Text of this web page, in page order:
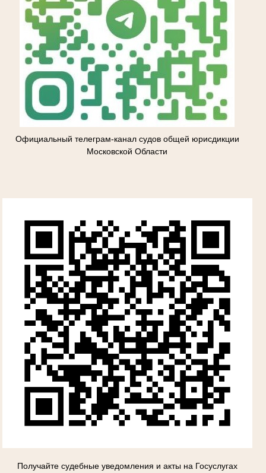
Официальный телеграм-канал судов общей юрисдикции
Московской Области
Получайте судебные уведомления и акты на Госуслугах